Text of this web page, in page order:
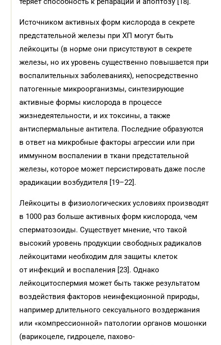
Источником активных форм кислорода в секрете
предстательной железы при ХП могут быть
лейкоциты (в норме они присутствуют в секрете
железы, но их уровень существенно повышается при
воспалительных заболеваниях), непосредственно
патогенные микроорганизмы, синтезирующие
активные формы кислорода в процессе
жизнедеятельности, и их токсины, а также
антиспермальные антитела. Последние образуются
в ответ на микробные факторы агрессии или при
иммунном воспалении в ткани предстательной
железы, которое может персистировать даже после
эрадикации возбудителя [19–22].
Лейкоциты в физиологических условиях производят
в 1000 раз больше активных форм кислорода, чем
сперматозоиды. Существует мнение, что такой
высокий уровень продукции свободных радикалов
лейкоцитами необходим для защиты клеток
от инфекций и воспаления [23]. Однако
лейкоцитоспермия может быть также результатом
воздействия факторов неинфекционной природы,
например длительного сексуального воздержания
или «компрессионной» патологии органов мошонки
(варикоцеле, гидроцеле, пахово-